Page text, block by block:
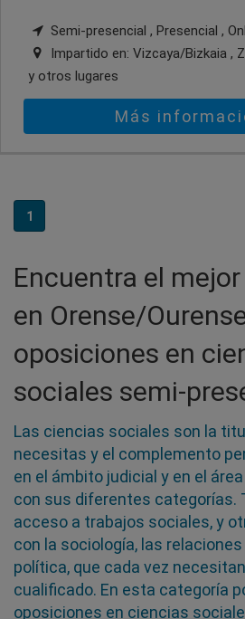
Semi-presencial , Presencial ,
Impartido en: Vizcaya/Bizkaia ,
y otros lugares
Más
1
Encuentra el
en Orense/
oposiciones en
sociales semi-
Las ciencias sociales son la
necesitas y el complemento
en el ámbito judicial y en el
con sus diferentes categorías.
acceso a trabajos sociales, y
con la sociología, las
política, que cada vez
cualificado. En esta categoría
oposiciones en ciencias